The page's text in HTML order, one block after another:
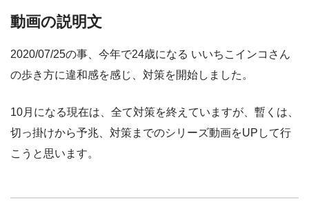
動画の説明文
2020/07/25の事、今年で24歳になる いいちこインコさん
の歩き方に違和感を感じ、対策を開始しました。
10月になる現在は、全て対策を終えていますが、暫くは、
切っ掛けから予兆、対策までのシリーズ動画をUPして行
こうと思います。